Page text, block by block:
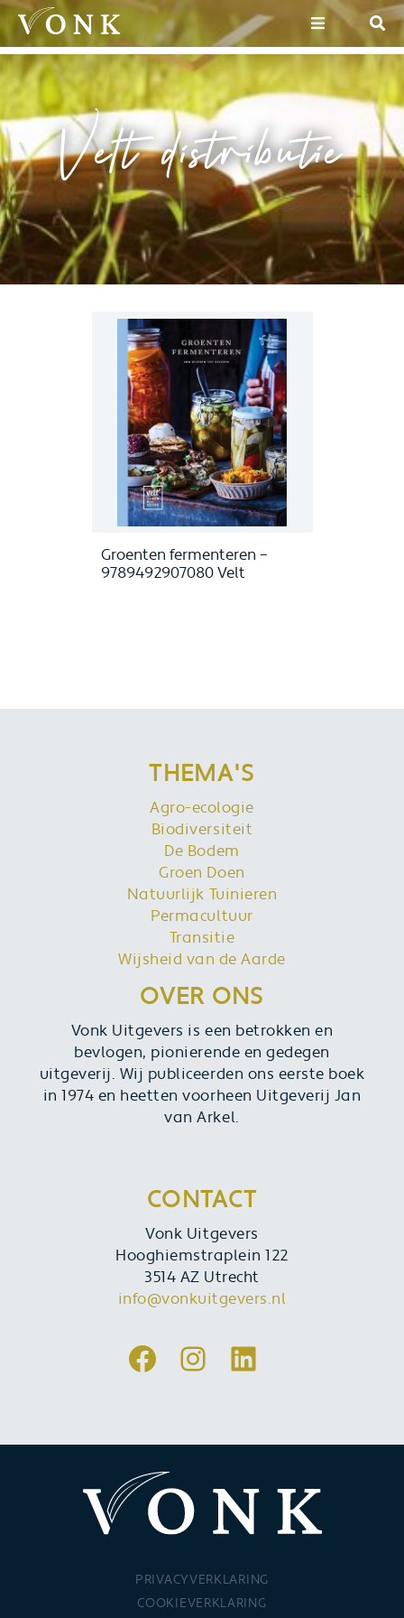
Velt distributie
Groenten fermenteren –
9789492907080 Velt
THEMA'S
Agro-ecologie
Biodiversiteit
De Bodem
Groen Doen
Natuurlijk Tuinieren
Permacultuur
Transitie
Wijsheid van de Aarde
OVER ONS
Vonk Uitgevers is een betrokken en
bevlogen, pionierende en gedegen
uitgeverij. Wij publiceerden ons eerste boek
in 1974 en heetten voorheen Uitgeverij Jan
van Arkel.
CONTACT
Vonk Uitgevers
Hooghiemstraplein 122
3514 AZ Utrecht
info@vonkuitgevers.nl
Facebook
Instagram
LinkedIn
PRIVACYVERKLARING
COOKIEVERKLARING